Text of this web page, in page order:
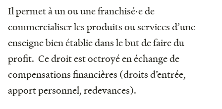
Il permet à un ou une franchisé·e de
commercialiser les produits ou services d’une
enseigne bien établie dans le but de faire du
profit. Ce droit est octroyé en échange de
compensations financières (droits d’entrée,
apport personnel, redevances).